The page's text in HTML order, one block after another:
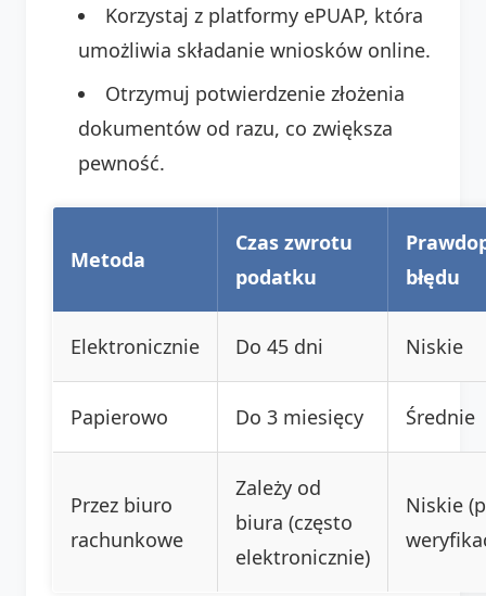
Korzystaj z platformy ePUAP, która
umożliwia składanie wniosków online.
Otrzymuj potwierdzenie złożenia
dokumentów od razu, co zwiększa
pewność.
Metoda
Czas zwrotu
podatku
błędu
Elektronicznie Do 45 dni Niskie
Papierowo Do 3 miesięcy Średnie
Przez biuro
rachunkowe
Zależy od
biura (często
elektronicznie)
Niskie